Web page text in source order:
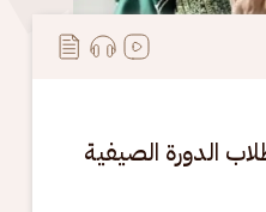
الدورة الصيفية